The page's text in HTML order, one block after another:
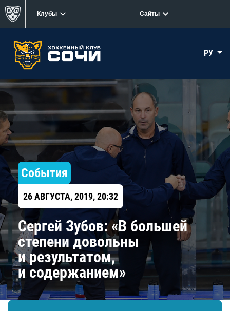
Клубы Сайты
РУ
События
26 АВГУСТА, 2019, 20:32
Сергей Зубов: «В большей
степени довольны
и результатом,
и содержанием»